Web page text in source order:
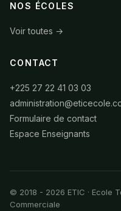
NOS ÉCOLES
Voir toutes →
CONTACT
+225 27 22 41 03 03
Formulaire de contact
Espace Enseignants
© 2018 - 2026 ETIC · Ecole
Commerciale